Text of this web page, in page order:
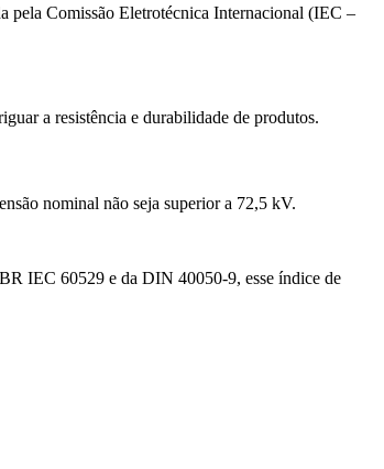
pela Comissão Eletrotécnica Internacional (IEC –
a resistência e durabilidade de produtos.
nominal não seja superior a 72,5 kV.
IEC 60529 e da DIN 40050-9, esse índice de